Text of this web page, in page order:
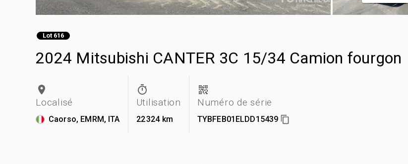
Lot 616
2024 Mitsubishi CANTER 3C 15/34 Camion fourgon
Localisé
Caorso, EMRM, ITA
Utilisation
22 324 km
Numéro de série
TYBFEB01ELDD15439